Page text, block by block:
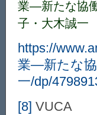
業―新たな協
子・大木誠一
https://
業―新たな協
一/dp/
[8] VUCA